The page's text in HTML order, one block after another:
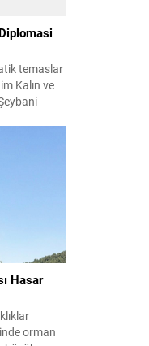
temaslar
Kalın ve
istikrar
komşu
Lübnan
Hasar
orman